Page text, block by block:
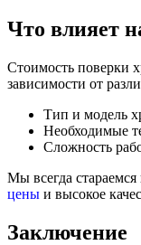
Что влияет
Стоимость поверки
зависимости от
Тип и модель
Необходимые
Сложность
Мы всегда
цены и высокое
Заключение